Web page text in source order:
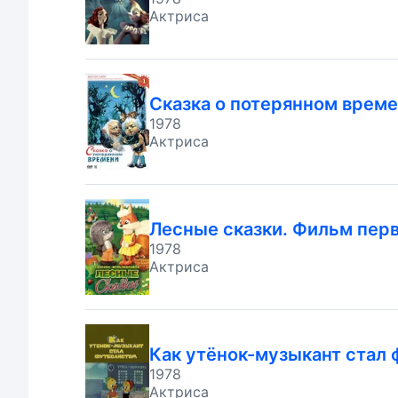
Актриса
Сказка о потерянном
1978
Актриса
Лесные сказки. Фильм
1978
Актриса
Как утёнок-музыкант стал
1978
Актриса